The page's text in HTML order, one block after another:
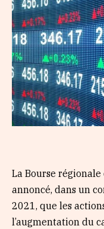
La Bourse
annoncé, dans un
2021, que les
l’augmentation du